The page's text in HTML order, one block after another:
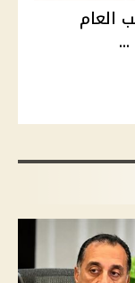
النائب العام